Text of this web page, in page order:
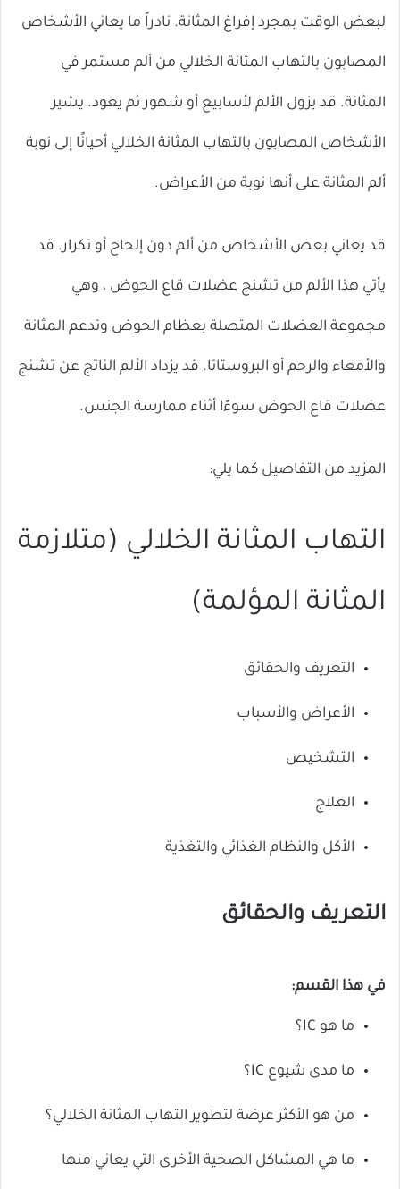
لبعض الوقت بمجرد إفراغ المثانة. نادراً ما يعاني الأشخاص
المصابون بالتهاب المثانة الخلالي من ألم مستمر في
المثانة. قد يزول الألم لأسابيع أو شهور ثم يعود. يشير
الأشخاص المصابون بالتهاب المثانة الخلالي أحيانًا إلى نوبة
ألم المثانة على أنها نوبة من الأعراض.
قد يعاني بعض الأشخاص من ألم دون إلحاح أو تكرار. قد
يأتي هذا الألم من تشنج عضلات قاع الحوض ، وهي
مجموعة العضلات المتصلة بعظام الحوض وتدعم المثانة
والأمعاء والرحم أو البروستاتا. قد يزداد الألم الناتج عن تشنج
عضلات قاع الحوض سوءًا أثناء ممارسة الجنس.
المزيد من التفاصيل كما يلي:
التهاب المثانة الخلالي (متلازمة
المثانة المؤلمة)
التعريف والحقائق
الأعراض والأسباب
التشخيص
العلاج
الأكل والنظام الغذائي والتغذية
التعريف والحقائق
في هذا القسم:
ما هو IC؟
ما مدى شيوع IC؟
من هو الأكثر عرضة لتطوير التهاب المثانة الخلالي؟
ما هي المشاكل الصحية الأخرى التي يعاني منها